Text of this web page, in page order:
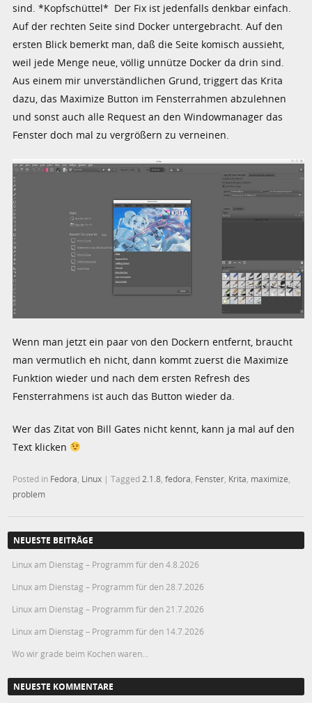
sind. *Kopfschüttel* Der Fix ist jedenfalls denkbar einfach.
Auf der rechten Seite sind Docker untergebracht. Auf den
ersten Blick bemerkt man, daß die Seite komisch aussieht,
weil jede Menge neue, völlig unnütze Docker da drin sind.
Aus einem mir unverständlichen Grund, triggert das Krita
dazu, das Maximize Button im Fensterrahmen abzulehnen
und sonst auch alle Request an den Windowmanager das
Fenster doch mal zu vergrößern zu verneinen.
Wenn man jetzt ein paar von den Dockern entfernt, braucht
man vermutlich eh nicht, dann kommt zuerst die Maximize
Funktion wieder und nach dem ersten Refresh des
Fensterrahmens ist auch das Button wieder da.
Wer das Zitat von Bill Gates nicht kennt, kann ja mal auf den
Text klicken
Posted in Fedora Linux |Tagged 2.1.8 ,fedora Fenster Krita maximize
problem
NEUESTE BEITRÄGE
Linux am Dienstag – Programm für den 4.8.2026
Linux am Dienstag – Programm für den 28.7.2026
Linux am Dienstag – Programm für den 21.7.2026
Linux am Dienstag – Programm für den 14.7.2026
Wo wir grade beim Kochen waren…
NEUESTE KOMMENTARE